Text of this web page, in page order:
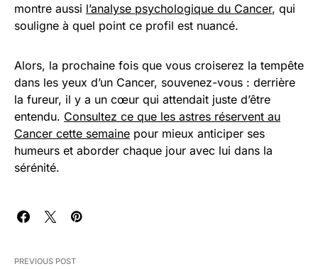
montre aussi l’analyse psychologique du Cancer, qui
souligne à quel point ce profil est nuancé.
Alors, la prochaine fois que vous croiserez la tempête
dans les yeux d’un Cancer, souvenez-vous : derrière
la fureur, il y a un cœur qui attendait juste d’être
entendu. Consultez ce que les astres réservent au
Cancer cette semaine pour mieux anticiper ses
humeurs et aborder chaque jour avec lui dans la
sérénité.
PREVIOUS POST